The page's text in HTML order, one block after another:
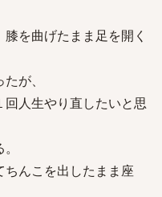
を曲げたまま足を開く
が、
人生やり直したいと思
んこを出したまま座